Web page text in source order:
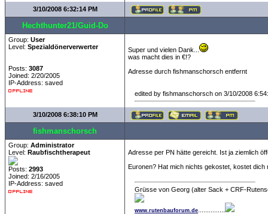
3/10/2008 6:32:14 PM
Hechthunter21/Guid-Do
Group: User
Level: Spezialdönerverwerter
Posts: 3087
Joined: 2/20/2005
IP-Address: saved
Super und vielen Dank...
was macht dies in €!?
Adresse durch fishmanschorsch entfernt
edited by fishmanschorsch on 3/10/2008
3/10/2008 6:38:10 PM
fishmanschorsch
Group: Administrator
Level: Raubfischtherapeut
Posts: 2993
Joined: 2/16/2005
IP-Address: saved
Adresse per PN hätte gereicht. Ist ja ziemlich
Euronen? Hat mich nichts gekostet, kostet dich
Grüsse von Georg (alter Sack + CRF-
www.rutenbauforum.de